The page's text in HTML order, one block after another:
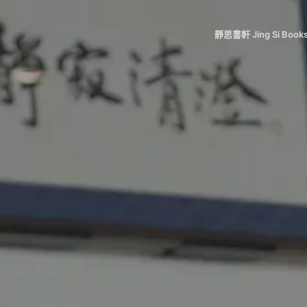
Skip to main content 靜思書軒 Jing Si Books人文